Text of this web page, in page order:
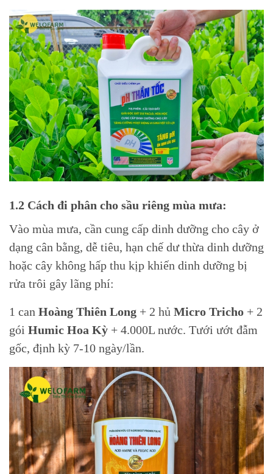
1.2 Cách đi phân cho sầu riêng mùa mưa:
Vào mùa mưa, cần cung cấp dinh dưỡng cho cây ở
dạng cân bằng, dễ tiêu, hạn chế dư thừa dinh dưỡng
hoặc cây không hấp thu kịp khiến dinh dưỡng bị
rửa trôi gây lãng phí:
1 can Hoàng Thiên Long + 2 hủ Micro Tricho + 2
gói Humic Hoa Kỳ + 4.000L nước. Tưới ướt đẫm
gốc, định kỳ 7-10 ngày/lần.